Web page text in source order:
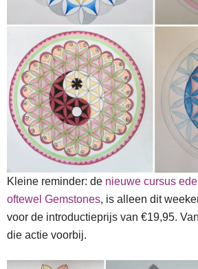
Kleine reminder: de nieuwe cursus
oftewel Gemstones, is alleen dit
voor de introductieprijs van €19,95.
die actie voorbij.